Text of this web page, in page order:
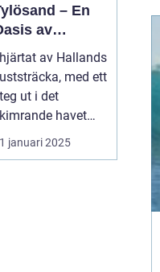
– En
av
av Hallands
med ett
ut i det
havet
och den mjuka
san...
januari 2025